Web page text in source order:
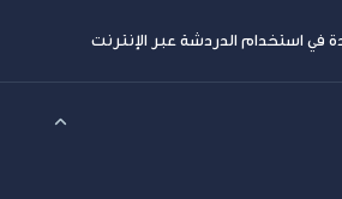
في استخدام الدردشة عبر الإنترنت